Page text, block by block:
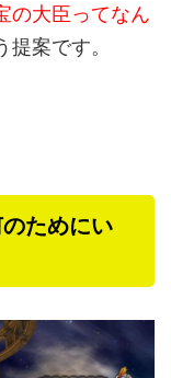
の大臣ってなん
提案です。
ためにい